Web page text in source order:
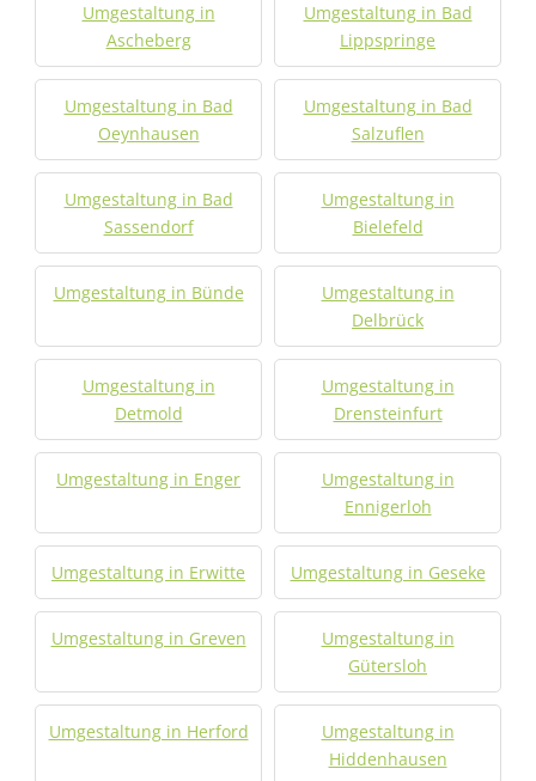
Umgestaltung in
Ascheberg
Umgestaltung in Bad
Lippspringe
Umgestaltung in Bad
Oeynhausen
Umgestaltung in Bad
Salzuflen
Umgestaltung in Bad
Sassendorf
Umgestaltung in
Bielefeld
Umgestaltung in Bünde
Umgestaltung in
Delbrück
Umgestaltung in
Detmold
Umgestaltung in
Drensteinfurt
Umgestaltung in Enger
Umgestaltung in
Ennigerloh
Umgestaltung in Erwitte Umgestaltung in Geseke
Umgestaltung in Greven
Umgestaltung in
Gütersloh
Umgestaltung in Herford
Umgestaltung in
Hiddenhausen